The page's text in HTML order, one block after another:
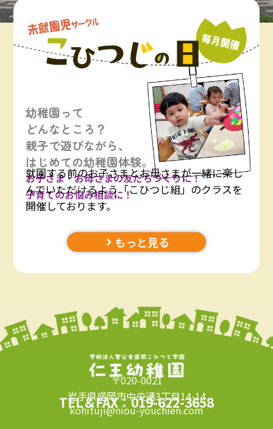
幼稚園って
どんなところ？
親子で遊びながら、
はじめての幼稚園体験。
お子さま・お母さまの友だちづくりに！
子育てのお悩み相談に！
就園する前のお子さまとお母さまが一緒に楽し
んでいただけるよう「こひつじ組」のクラスを
開催しております。
もっと見る
〒020-0021
岩手県盛岡市中央通3丁目14-14
TEL＆FAX：019-622-3658
kohituji@niou-youchien.com